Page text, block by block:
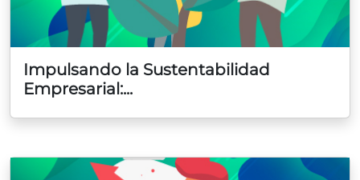
Impulsando la Sustentabilidad
Empresarial:...